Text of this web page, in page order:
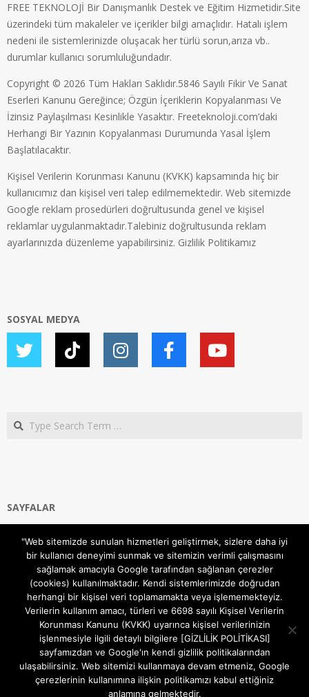
FREE TEKNOLOJİ Bir Danışmanlık Destek ve Eğitim Hizmetidir.Site
üzerindeki tüm makaleler ve içerikler bilgi amaçlıdır. Hatalı işlem
nedeni ile sistemlerinizde oluşacak her türlü sorun,arıza vb..
durumlar kullanıcı sorumluluğundadır.
Copyright © 2026 Tüm Hakları Saklıdır.5846 Sayılı Fikir Ve Sanat
Eserleri Kanunu Gereğince; Özgün İçeriklerin Kopyalanması Ve
İzinsiz Paylaşılması Kesinlikle Yasaktır. Freeteknoloji.com’daki
Herhangi Bir Yazının Kopyalanması Durumunda Yasal İşlem
Başlatılacaktır.
Kişisel Verilerin Korunması Kanunu (KVKK) kapsamında hiç bir
kullanıcımız dan kişisel veri talep edilmemektedir. Web sitemizde
Google reklam prosedürleri doğrultusunda genel ve kişisel
reklamlar uygulanmaktadır.Talebiniz doğrultusunda reklam
ayarlarınızda düzenleme yapabilirsiniz. Gizlilik Politikamız
SOSYAL MEDYA
Search
SAYFALAR
Gizlilik ve Çerezler (Cookies) Politikası
Hakkımızda
İletişim Kanalları
MODEM KURULUM
TEKNİK DESTEK
TELEVİZYON SİSTEMLERİ
"Web sitemizde sunulan hizmetleri geliştirmek, sizlere daha iyi
bir kullanıcı deneyimi sunmak ve sitemizin verimli çalışmasını
sağlamak amacıyla Google tarafından sağlanan çerezler
(cookies) kullanılmaktadır. Kendi sistemlerimizde doğrudan
herhangi bir kişisel veri toplamamakta veya işlememekteyiz.
Verilerin kullanım amacı, türleri ve 6698 sayılı Kişisel Verilerin
Korunması Kanunu (KVKK) uyarınca kişisel verilerinizin
işlenmesiyle ilgili detaylı bilgilere [GİZLİLİK POLİTİKASI]
sayfamızdan ve Google'ın kendi gizlilik politikalarından
ulaşabilirsiniz. Web sitemizi kullanmaya devam etmeniz, Google
çerezlerinin kullanımına ilişkin politikamızı kabul ettiğiniz
anlamına gelmektedir.